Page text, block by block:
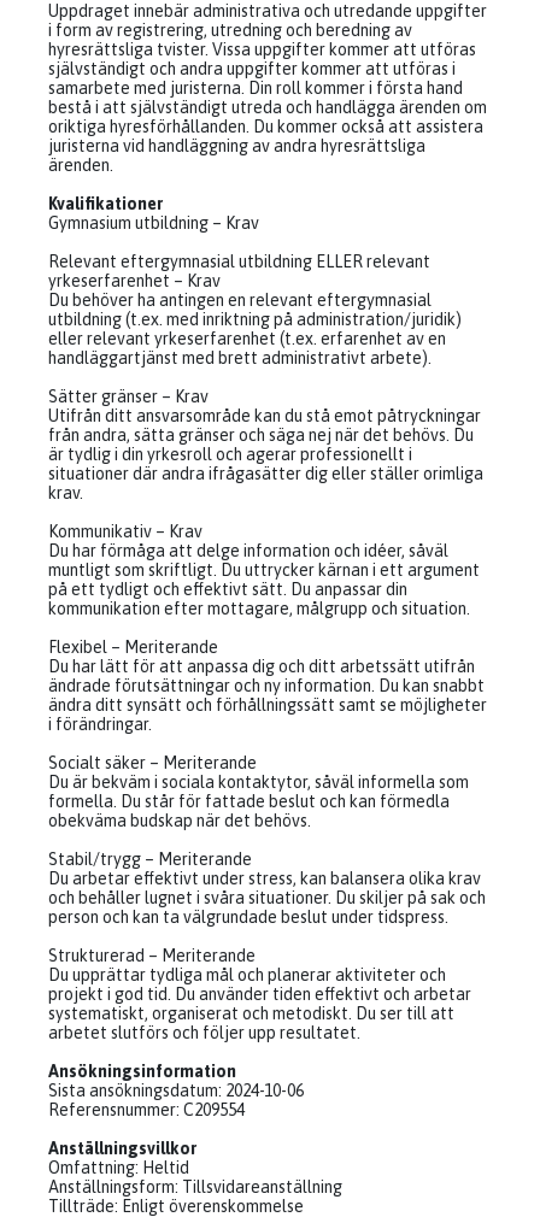
Uppdraget innebär administrativa och utredande uppgifter
i form av registrering, utredning och beredning av
hyresrättsliga tvister. Vissa uppgifter kommer att utföras
självständigt och andra uppgifter kommer att utföras i
samarbete med juristerna. Din roll kommer i första hand
bestå i att självständigt utreda och handlägga ärenden om
oriktiga hyresförhållanden. Du kommer också att assistera
juristerna vid handläggning av andra hyresrättsliga
ärenden.
Kvalifikationer
Gymnasium utbildning – Krav
Relevant eftergymnasial utbildning ELLER relevant
yrkeserfarenhet – Krav
Du behöver ha antingen en relevant eftergymnasial
utbildning (t.ex. med inriktning på administration/juridik)
eller relevant yrkeserfarenhet (t.ex. erfarenhet av en
handläggartjänst med brett administrativt arbete).
Sätter gränser – Krav
Utifrån ditt ansvarsområde kan du stå emot påtryckningar
från andra, sätta gränser och säga nej när det behövs. Du
är tydlig i din yrkesroll och agerar professionellt i
situationer där andra ifrågasätter dig eller ställer orimliga
krav.
Kommunikativ – Krav
Du har förmåga att delge information och idéer, såväl
muntligt som skriftligt. Du uttrycker kärnan i ett argument
på ett tydligt och effektivt sätt. Du anpassar din
kommunikation efter mottagare, målgrupp och situation.
Flexibel – Meriterande
Du har lätt för att anpassa dig och ditt arbetssätt utifrån
ändrade förutsättningar och ny information. Du kan snabbt
ändra ditt synsätt och förhållningssätt samt se möjligheter
i förändringar.
Socialt säker – Meriterande
Du är bekväm i sociala kontaktytor, såväl informella som
formella. Du står för fattade beslut och kan förmedla
obekväma budskap när det behövs.
Stabil/trygg – Meriterande
Du arbetar effektivt under stress, kan balansera olika krav
och behåller lugnet i svåra situationer. Du skiljer på sak och
person och kan ta välgrundade beslut under tidspress.
Strukturerad – Meriterande
Du upprättar tydliga mål och planerar aktiviteter och
projekt i god tid. Du använder tiden effektivt och arbetar
systematiskt, organiserat och metodiskt. Du ser till att
arbetet slutförs och följer upp resultatet.
Ansökningsinformation
Sista ansökningsdatum: 2024-10-06
Referensnummer: C209554
Anställningsvillkor
Omfattning: Heltid
Anställningsform: Tillsvidareanställning
Tillträde: Enligt överenskommelse